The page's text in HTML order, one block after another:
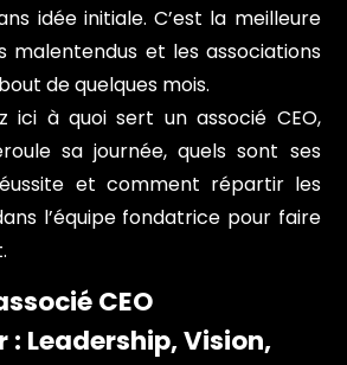
idée initiale. C’est la meilleure
malentendus et les associations
de quelques mois.
ici à quoi sert un associé CEO,
sa journée, quels sont ses
et comment répartir les
l’équipe fondatrice pour faire
CEO
Leadership, Vision,